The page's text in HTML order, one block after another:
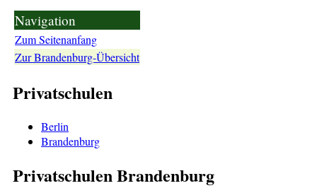
Navigation
Zum Seitenanfang
Zur Brandenburg-Übersicht
Privatschulen
Berlin
Brandenburg
Privatschulen Brandenburg